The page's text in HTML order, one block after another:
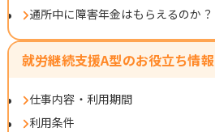
通所中に障害年金はもらえるのか？
就労継続支援A型のお役立ち情報
仕事内容・利用期間
利用条件